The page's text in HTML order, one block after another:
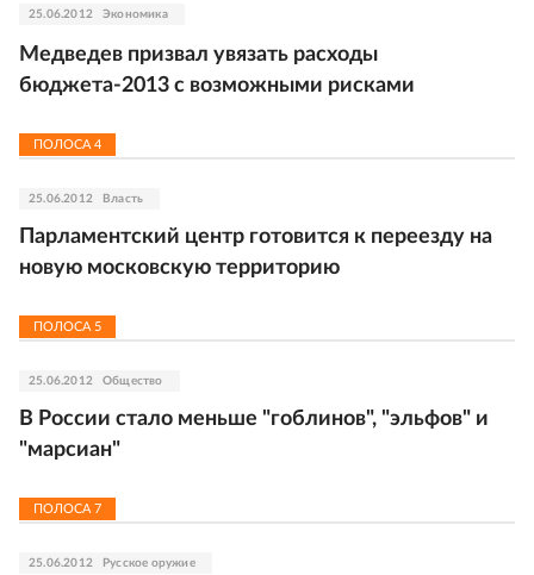
25.06.2012 Экономика
Медведев призвал увязать расходы
бюджета-2013 с возможными рисками
ПОЛОСА 4
25.06.2012 Власть
Парламентский центр готовится к переезду на
новую московскую территорию
ПОЛОСА 5
25.06.2012 Общество
В России стало меньше "гоблинов", "эльфов" и
"марсиан"
ПОЛОСА 7
25.06.2012 Русское оружие